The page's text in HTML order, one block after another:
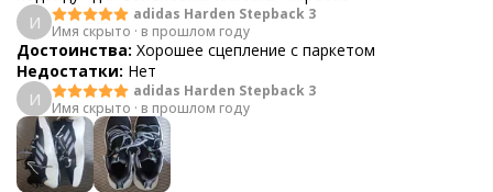
И
adidas Harden Stepback 3
Имя скрыто · в прошлом году
Достоинства: Хорошее сцепление с паркетом
Недостатки: Нет
И
adidas Harden Stepback 3
Имя скрыто · в прошлом году